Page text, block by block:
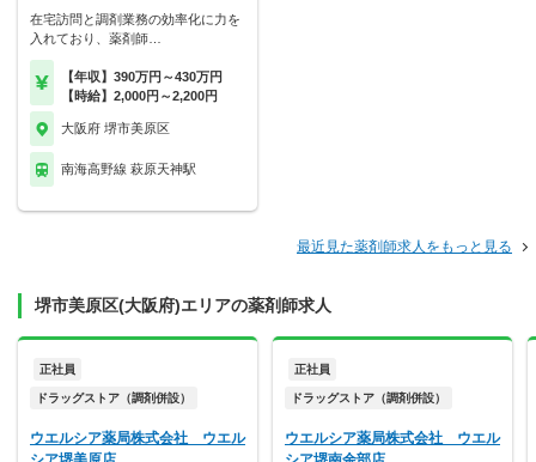
在宅訪問と調剤業務の効率化に力を
入れており、薬剤師…
【年収】390万円～430万円
【時給】2,000円～2,200円
大阪府 堺市美原区
南海高野線 萩原天神駅
最近見た薬剤師求人をもっと見る
堺市美原区(大阪府)エリアの薬剤師求人
正社員
ドラッグストア（調剤併設）
ウエルシア薬局株式会社 ウエル
正社員
ドラッグストア（調剤併設）
ウエルシア薬局株式会社 ウエル